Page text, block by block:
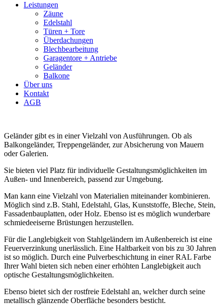
Leistungen
Zäune
Edelstahl
Türen + Tore
Überdachungen
Blechbearbeitung
Garagentore + Antriebe
Geländer
Balkone
Über uns
Kontakt
AGB
Geländer gibt es in einer Vielzahl von Ausführungen. Ob als
Balkongeländer, Treppengeländer, zur Absicherung von Mauern
oder Galerien.
Sie bieten viel Platz für individuelle Gestaltungsmöglichkeiten im
Außen- und Innenbereich, passend zur Umgebung.
Man kann eine Vielzahl von Materialien miteinander kombinieren.
Möglich sind z.B. Stahl, Edelstahl, Glas, Kunststoffe, Bleche, Stein,
Fassadenbauplatten, oder Holz. Ebenso ist es möglich wunderbare
schmiedeeiserne Brüstungen herzustellen.
Für die Langlebigkeit von Stahlgeländern im Außenbereich ist eine
Feuerverzinkung unerlässlich. Eine Haltbarkeit von bis zu 30 Jahren
ist so möglich. Durch eine Pulverbeschichtung in einer RAL Farbe
Ihrer Wahl bieten sich neben einer erhöhten Langlebigkeit auch
optische Gestaltungsmöglichkeiten.
Ebenso bietet sich der rostfreie Edelstahl an, welcher durch seine
metallisch glänzende Oberfläche besonders besticht.